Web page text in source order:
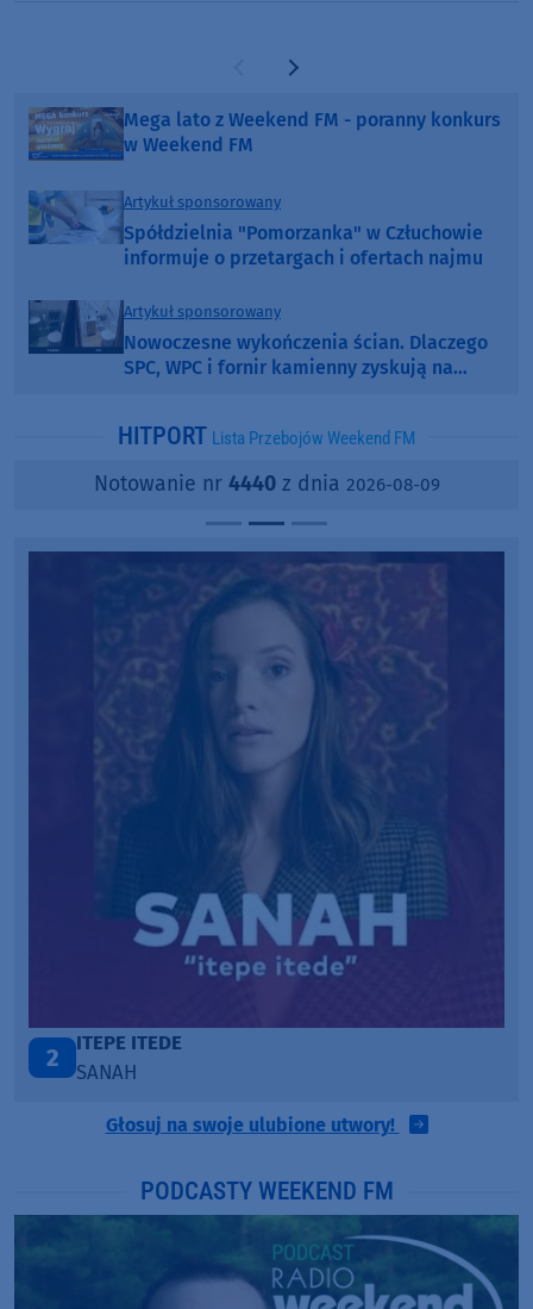
Poprzednia strona
Następna strona
Mega lato z Weekend FM - poranny konkurs
w Weekend FM
Artykuł sponsorowany
Spółdzielnia "Pomorzanka" w Człuchowie
informuje o przetargach i ofertach najmu
Artykuł sponsorowany
Nowoczesne wykończenia ścian. Dlaczego
SPC, WPC i fornir kamienny zyskują na
HITPORT Lista Przebojów Weekend FM
Notowanie nr 4440z dnia 2026-08-09
3
ONE CALL AWAY
LOUD LUXURY
Głosuj na swoje ulubione utwory!
PODCASTY WEEKEND FM